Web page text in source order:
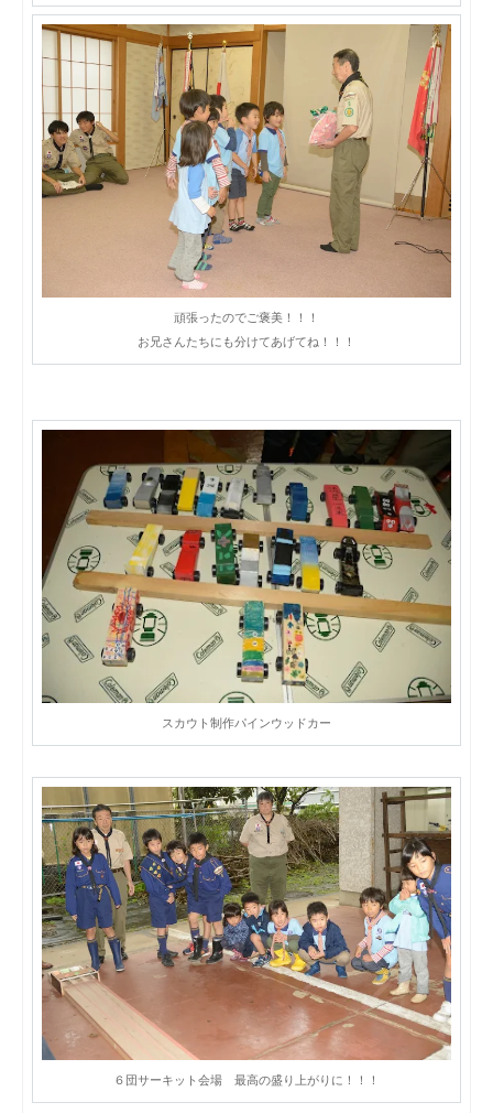
頑張ったのでご褒美！！！
お兄さんたちにも分けてあげてね！！！
スカウト制作パインウッドカー
６団サーキット会場 最高の盛り上がりに！！！